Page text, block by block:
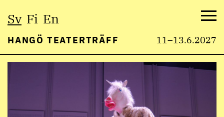
Sv Fi En
HANGÖ TEATERTRÄFF 11–13.6.2027